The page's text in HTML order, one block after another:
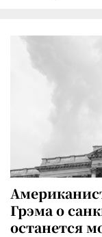
Грэма о
останется